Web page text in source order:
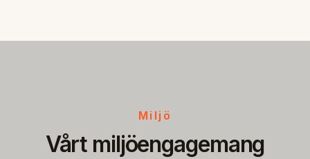
Miljö
Vårt miljöengagemang